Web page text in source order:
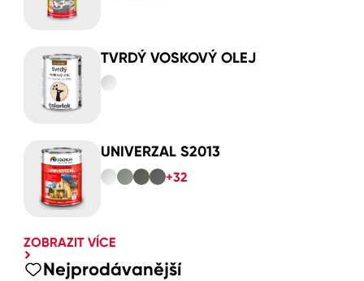
TVRDÝ VOSKOVÝ OLEJ
UNIVERZAL S2013
+32
ZOBRAZIT VÍCE
Nejprodávanější